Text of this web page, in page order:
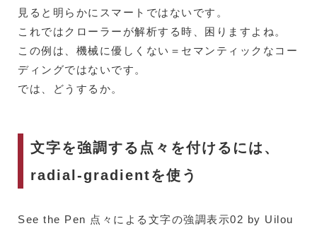
見ると明らかにスマートではないです。
これではクローラーが解析する時、困りますよね。
この例は、機械に優しくない＝セマンティックなコー
ディングではないです。
では、どうするか。
文字を強調する点々を付けるには、
radial-gradientを使う
See the Pen 点々による文字の強調表示02 by Uilou